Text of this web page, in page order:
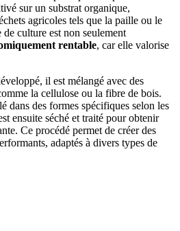
sur un substrat organique,
agricoles tels que la paille ou le
culture est non seulement
rentable, car elle valorise
il est mélangé avec des
la cellulose ou la fibre de bois.
dans des formes spécifiques selon les
ensuite séché et traité pour obtenir
Ce procédé permet de créer des
adaptés à divers types de